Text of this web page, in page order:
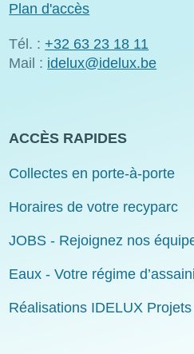
Plan d'accès
Tél. : +32 63 23 18 11
Mail : idelux@idelux.be
ACCÈS RAPIDES
Collectes en porte-à-porte
Horaires de votre recyparc
JOBS - Rejoignez nos
Eaux - Votre régime
Réalisations IDELUX